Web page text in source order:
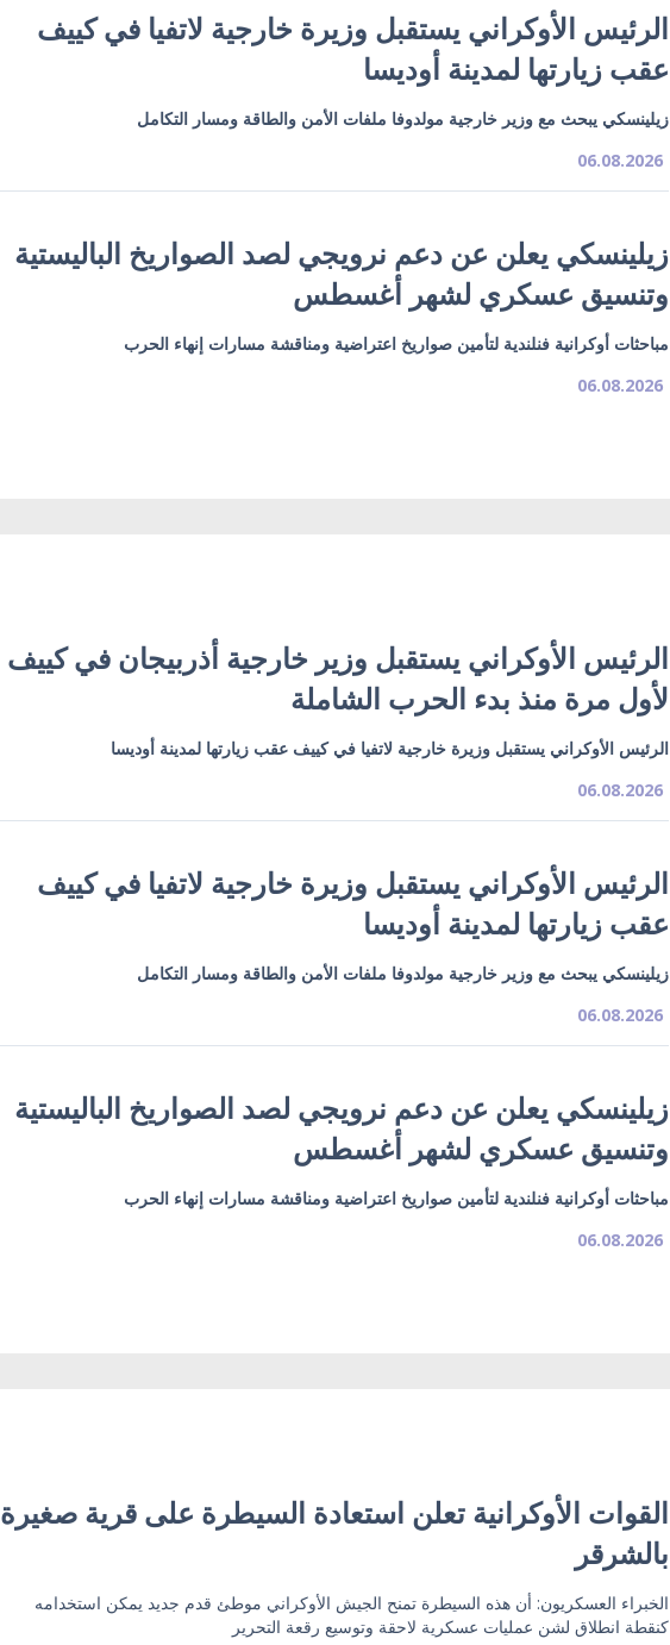
الرئيس الأوكراني يستقبل وزيرة خارجية لاتفيا في كييف
عقب زيارتها لمدينة أوديسا
زيلينسكي يبحث مع وزير خارجية مولدوفا ملفات الأمن والطاقة ومسار التكامل
06.08.2026
زيلينسكي يعلن عن دعم نرويجي لصد الصواريخ الباليستية
وتنسيق عسكري لشهر أغسطس
مباحثات أوكرانية فنلندية لتأمين صواريخ اعتراضية ومناقشة مسارات إنهاء الحرب
06.08.2026
الرئيس الأوكراني يستقبل وزير خارجية أذربيجان في كييف
لأول مرة منذ بدء الحرب الشاملة
الرئيس الأوكراني يستقبل وزيرة خارجية لاتفيا في كييف عقب زيارتها لمدينة أوديسا
06.08.2026
الرئيس الأوكراني يستقبل وزيرة خارجية لاتفيا في كييف
عقب زيارتها لمدينة أوديسا
زيلينسكي يبحث مع وزير خارجية مولدوفا ملفات الأمن والطاقة ومسار التكامل
06.08.2026
زيلينسكي يعلن عن دعم نرويجي لصد الصواريخ الباليستية
وتنسيق عسكري لشهر أغسطس
مباحثات أوكرانية فنلندية لتأمين صواريخ اعتراضية ومناقشة مسارات إنهاء الحرب
06.08.2026
القوات الأوكرانية تعلن استعادة السيطرة على قرية صغيرة
بالشرقر
الخبراء العسكريون: أن هذه السيطرة تمنح الجيش الأوكراني موطئ قدم جديد يمكن استخدامه
كنقطة انطلاق لشن عمليات عسكرية لاحقة وتوسيع رقعة التحرير